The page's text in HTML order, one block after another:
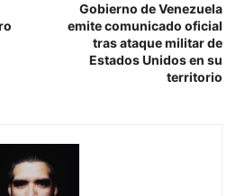
Gobierno de Venezuela
emite comunicado oficial
tras ataque militar de
Estados Unidos en su
territorio